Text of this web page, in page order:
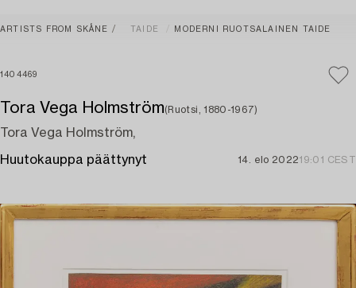
ARTISTS FROM SKÅNE TAIDE MODERNI RUOTSALAINEN TAIDE
1404469
Tora Vega Holmström(Ruotsi, 1880-1967)
Tora Vega Holmström,
Huutokauppa päättynyt 14. elo 202219:01 CEST